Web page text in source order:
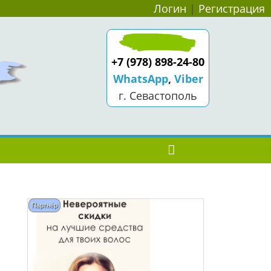
Логин | Регистрация
+7 (978) 898-24-80
WhatsApp, Viber
г. Севастополь
Партнёр